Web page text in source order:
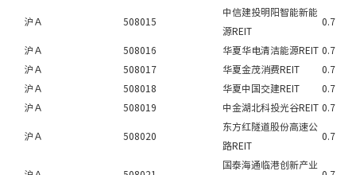
沪Ａ 508015
中信建投明阳智能新能
源REIT
0.7
沪Ａ 508016 华夏华电清洁能源REIT 0.7
沪Ａ
508017 华夏金茂消费REIT
0.7
沪Ａ
508018 华夏中国交建REIT
0.7
沪Ａ
508019 中金湖北科投光谷REIT 0.7
沪Ａ 508020
东方红隧道股份高速公
路REIT
0.7
国泰海通临港创新产业